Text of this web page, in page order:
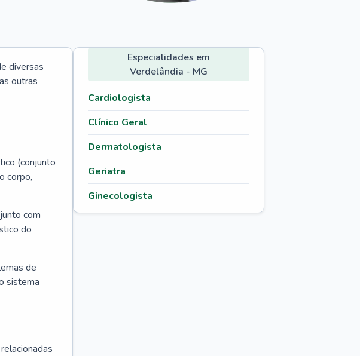
diversas
outras
(conjunto
corpo,
com
do
de
sistema
Especialidades em
Verdelândia - MG
Cardiologista
Clínico Geral
Dermatologista
Geriatra
Ginecologista